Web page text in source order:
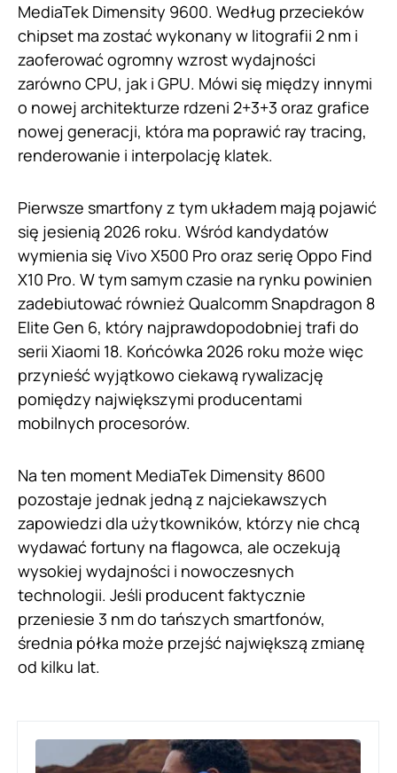
MediaTek Dimensity 9600. Według przecieków
chipset ma zostać wykonany w litografii 2 nm i
zaoferować ogromny wzrost wydajności
zarówno CPU, jak i GPU. Mówi się między innymi
o nowej architekturze rdzeni 2+3+3 oraz grafice
nowej generacji, która ma poprawić ray tracing,
renderowanie i interpolację klatek.
Pierwsze smartfony z tym układem mają pojawić
się jesienią 2026 roku. Wśród kandydatów
wymienia się Vivo X500 Pro oraz serię Oppo Find
X10 Pro. W tym samym czasie na rynku powinien
zadebiutować również Qualcomm Snapdragon 8
Elite Gen 6, który najprawdopodobniej trafi do
serii Xiaomi 18. Końcówka 2026 roku może więc
przynieść wyjątkowo ciekawą rywalizację
pomiędzy największymi producentami
mobilnych procesorów.
Na ten moment MediaTek Dimensity 8600
pozostaje jednak jedną z najciekawszych
zapowiedzi dla użytkowników, którzy nie chcą
wydawać fortuny na flagowca, ale oczekują
wysokiej wydajności i nowoczesnych
technologii. Jeśli producent faktycznie
przeniesie 3 nm do tańszych smartfonów,
średnia półka może przejść największą zmianę
od kilku lat.